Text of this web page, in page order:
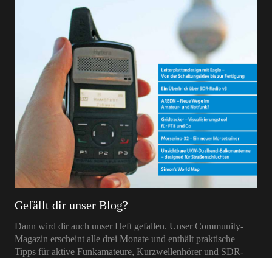
Gefällt dir unser Blog?
Dann wird dir auch unser Heft gefallen. Unser Community-
Magazin erscheint alle drei Monate und enthält praktische
Tipps für aktive Funkamateure, Kurzwellenhörer und SDR-